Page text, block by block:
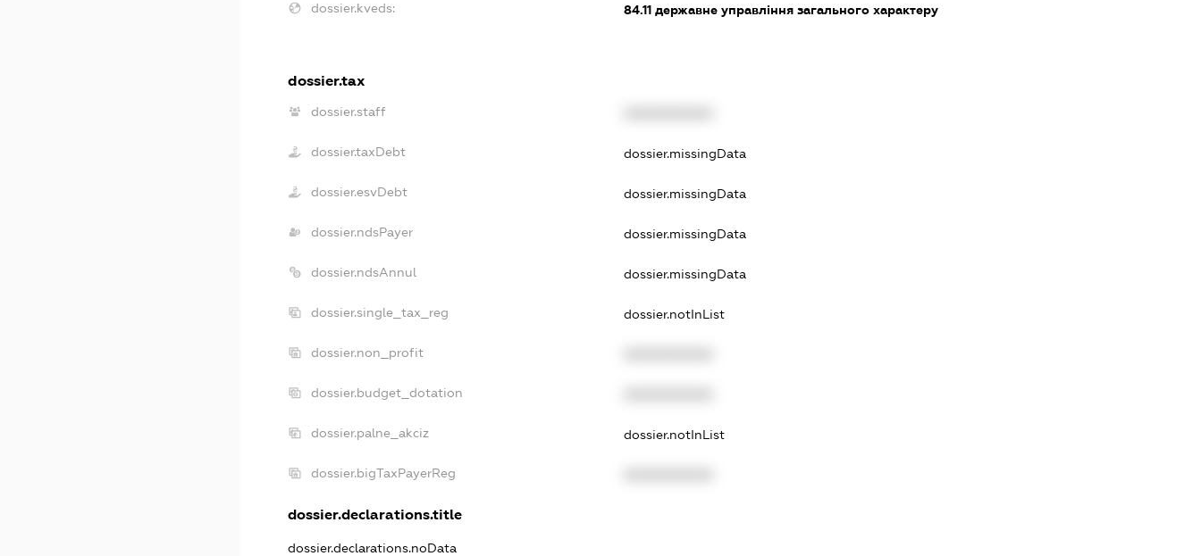
dossier.kveds: 84.11державне управління загального характеру
dossier.tax
dossier.staff
dossier.taxDebt dossier.missingData
dossier.esvDebt dossier.missingData
dossier.ndsPayer dossier.missingData
dossier.ndsAnnul dossier.missingData
dossier.single_tax_reg dossier.notInList
dossier.non_profit
dossier.budget_dotation
dossier.palne_akciz dossier.notInList
dossier.bigTaxPayerReg
dossier.declarations.title
dossier.declarations.noData